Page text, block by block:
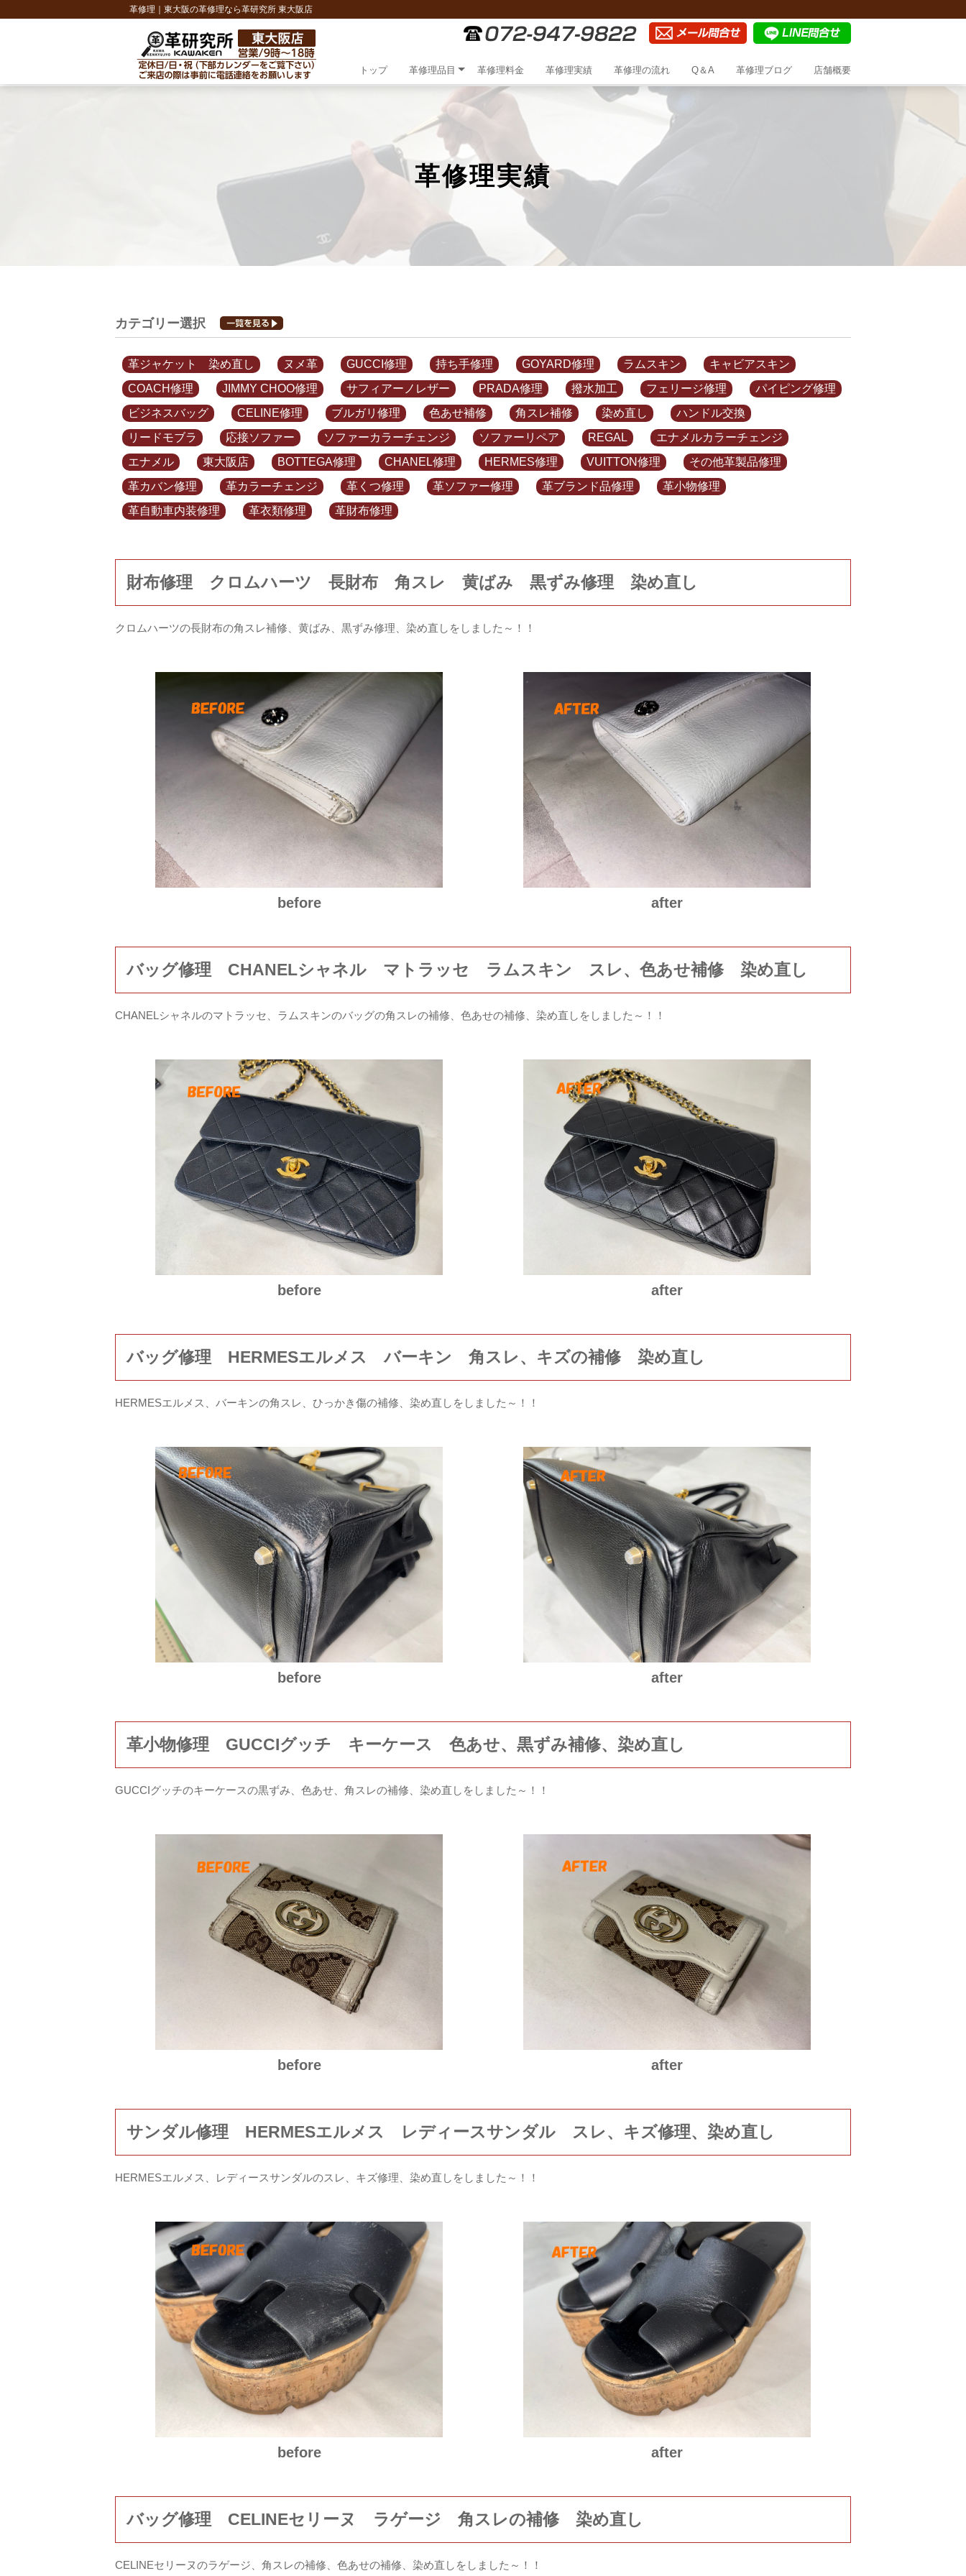
革修理｜東大阪の革修理なら革研究所 東大阪店
トップ 革修理品目 革修理料金 革修理実績 革修理の流れ Q＆A 革修理ブログ 店舗概要
革修理実績
カテゴリー選択
革ジャケット 染め直し ヌメ革 GUCCI修理 持ち手修理 GOYARD修理 ラムスキン
キャビアスキン
COACH修理
JIMMY CHOO修理 サフィアーノレザー PRADA修理 撥水加工 フェリージ修理
パイピング修理
ビジネスバッグ
CELINE修理 ブルガリ修理 色あせ補修 角スレ補修 染め直し
ハンドル交換
リードモブラ
応接ソファー ソファーカラーチェンジ ソファーリペア REGAL
エナメルカラーチェンジ
エナメル
東大阪店 BOTTEGA修理 CHANEL修理 HERMES修理 VUITTON修理
その他革製品修理
革カバン修理
革カラーチェンジ 革くつ修理 革ソファー修理 革ブランド品修理
革小物修理
革自動車内装修理
革衣類修理 革財布修理
財布修理 クロムハーツ 長財布 角スレ 黄ばみ 黒ずみ修理 染め直し
クロムハーツの長財布の角スレ補修、黄ばみ、黒ずみ修理、染め直しをしました～！！
before after
バッグ修理 CHANELシャネル マトラッセ ラムスキン スレ、色あせ補修 染め直し
CHANELシャネルのマトラッセ、ラムスキンのバッグの角スレの補修、色あせの補修、染め直しをしました～！！
before after
バッグ修理 HERMESエルメス バーキン 角スレ、キズの補修 染め直し
HERMESエルメス、バーキンの角スレ、ひっかき傷の補修、染め直しをしました～！！
before after
革小物修理 GUCCIグッチ キーケース 色あせ、黒ずみ補修、染め直し
GUCCIグッチのキーケースの黒ずみ、色あせ、角スレの補修、染め直しをしました～！！
before after
サンダル修理 HERMESエルメス レディースサンダル スレ、キズ修理、染め直し
HERMESエルメス、レディースサンダルのスレ、キズ修理、染め直しをしました～！！
before after
バッグ修理 CELINEセリーヌ ラゲージ 角スレの補修 染め直し
CELINEセリーヌのラゲージ、角スレの補修、色あせの補修、染め直しをしました～！！